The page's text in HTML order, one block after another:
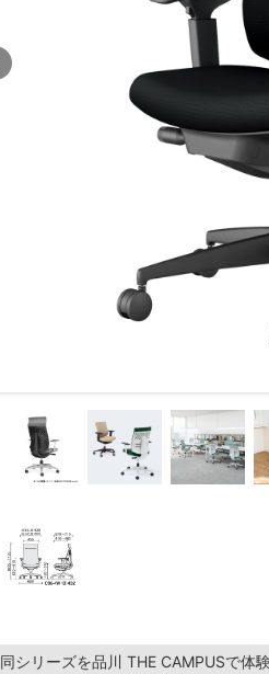
同シリーズを品川 THE CAMPUSで体験